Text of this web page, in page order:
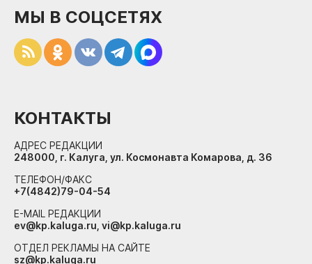
МЫ В СОЦСЕТЯХ
КОНТАКТЫ
АДРЕС РЕДАКЦИИ
248000, г. Калуга, ул. Космонавта Комарова, д. 36
ТЕЛЕФОН/ФАКС
+7(4842)79-04-54
E-MAIL РЕДАКЦИИ
ev@kp.kaluga.ru, vi@kp.kaluga.ru
ОТДЕЛ РЕКЛАМЫ НА САЙТЕ
sz@kp.kaluga.ru